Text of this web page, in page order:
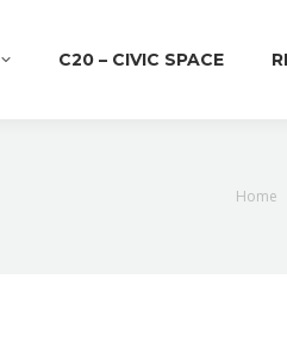
C20 – CIVIC SPACE
You
Home